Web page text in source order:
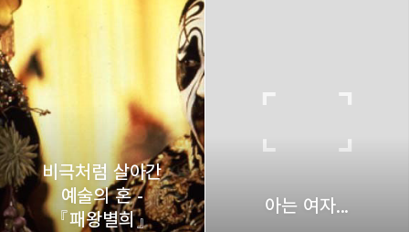
thebravepost.com
bravesjb@gmail.com, South Korea, Since 2004
구독하기 카카오톡
카카오스토리 밴드
비극처럼 살아간
예술의 혼 -
『패왕별희』
아는 여자...